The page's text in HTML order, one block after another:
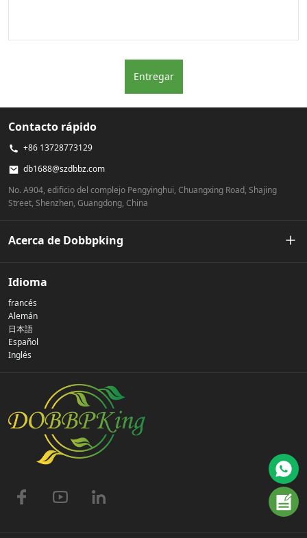
Entregar
Contacto rápido
+86 13728773129
db1688@szdbbz.com
No. A904, edificio del complejo Pengyinghui, Chuangxing Road, Shajing
Street, Shenzhen, Guangdong, China
Acerca de Dobbpking
Nuestra historia
Política de privacidad
Contáctenos
Idioma
francés
Alemán
日本語
Español
Inglés